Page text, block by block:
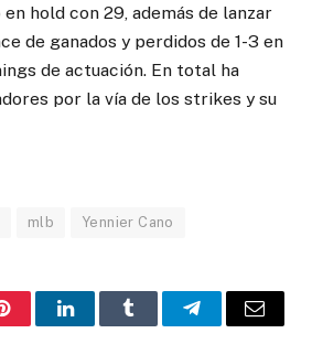
hold con 29, además de lanzar
de ganados y perdidos de 1-3 en
de actuación. En total ha
por la vía de los strikes y su
mlb Yennier Cano
PinterestLinkedInTumblr TelegramEmail